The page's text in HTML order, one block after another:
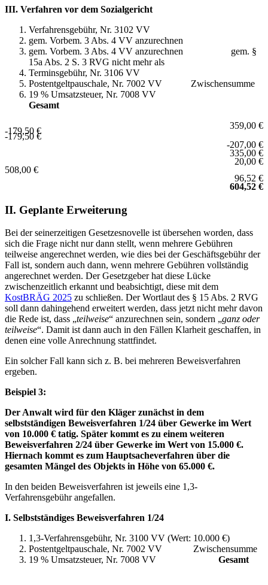
III. Verfahren vor dem Sozialgericht
Verfahrensgebühr, Nr. 3102 VV
gem. Vorbem. 3 Abs. 4 VV anzurechnen
gem. Vorbem. 3 Abs. 4 VV anzurechnen gem. §
15a Abs. 2 S. 3 RVG nicht mehr als
Terminsgebühr, Nr. 3106 VV
Postentgeltpauschale, Nr. 7002 VV Zwischensumme
19 % Umsatzsteuer, Nr. 7008 VV
Gesamt
359,00 €
-179,50 €
-179,50 €
-207,00 €
335,00 €
20,00 €
508,00 €
96,52 €
604,52 €
II. Geplante Erweiterung
Bei der seinerzeitigen Gesetzesnovelle ist übersehen worden, dass
sich die Frage nicht nur dann stellt, wenn mehrere Gebühren
teilweise angerechnet werden, wie dies bei der Geschäftsgebühr der
Fall ist, sondern auch dann, wenn mehrere Gebühren vollständig
angerechnet werden. Der Gesetzgeber hat diese Lücke
zwischenzeitlich erkannt und beabsichtigt, diese mit dem
KostBRÄG 2025 zu schließen. Der Wortlaut des § 15 Abs. 2 RVG
soll dann dahingehend erweitert werden, dass jetzt nicht mehr davon
die Rede ist, dass „teilweise“ anzurechnen sein, sondern „ganz oder
teilweise“. Damit ist dann auch in den Fällen Klarheit geschaffen, in
denen eine volle Anrechnung stattfindet.
Ein solcher Fall kann sich z. B. bei mehreren Beweisverfahren
ergeben.
Beispiel 3:
Der Anwalt wird für den Kläger zunächst in dem
selbstständigen Beweisverfahren 1/24 über Gewerke im Wert
von 10.000 € tatig. Später kommt es zu einem weiteren
Beweisverfahren 2/24 über Gewerke im Wert von 15.000 €.
Hiernach kommt es zum Hauptsacheverfahren über die
gesamten Mängel des Objekts in Höhe von 65.000 €.
In den beiden Beweisverfahren ist jeweils eine 1,3-
Verfahrensgebühr angefallen.
I. Selbstständiges Beweisverfahren 1/24
1,3-Verfahrensgebühr, Nr. 3100 VV (Wert: 10.000 €)
Postentgeltpauschale, Nr. 7002 VV Zwischensumme
19 % Umsatzsteuer, Nr. 7008 VV Gesamt